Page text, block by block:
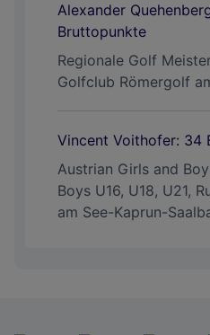
Alexander
Bruttopunkte
Regionale Golf
Golfclub Römergolf
Vincent Voithofer: 34
Austrian Girls and
Boys U16, U18, U21,
am See-Kaprun-